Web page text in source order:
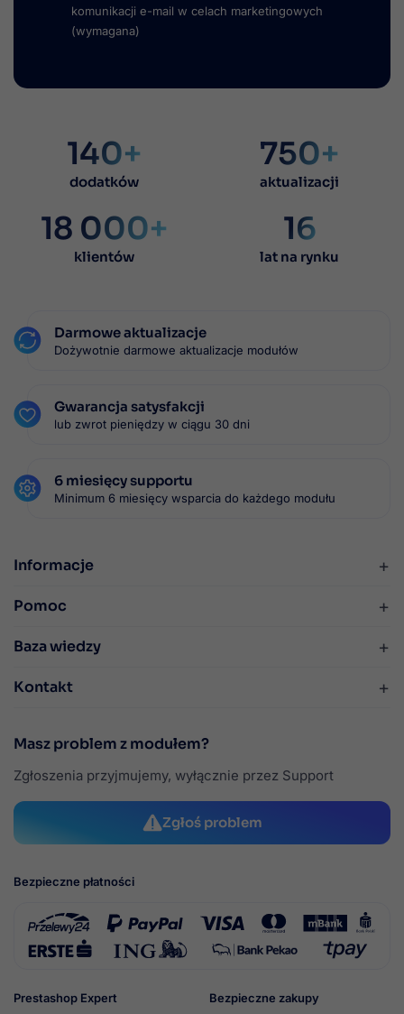
komunikacji e-mail w celach marketingowych
(wymagana)
140+
dodatków
750+
aktualizacji
18 000+
klientów
16
lat na rynku
Darmowe aktualizacje
Dożywotnie darmowe aktualizacje modułów
Gwarancja satysfakcji
lub zwrot pieniędzy w ciągu 30 dni
6 miesięcy supportu
Minimum 6 miesięcy wsparcia do każdego modułu
Informacje +
Pomoc +
Baza wiedzy +
Kontakt +
Masz problem z modułem?
Zgłoszenia przyjmujemy, wyłącznie przez Support
Zgłoś problem
Prestashop Expert
Bezpieczne płatności
Bezpieczne zakupy